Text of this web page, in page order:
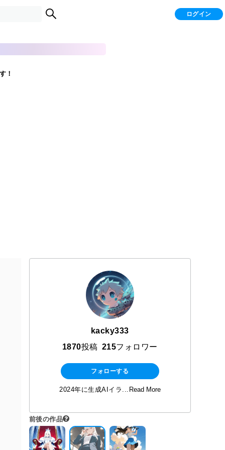
ログイン
！
kacky333
1870投稿 215フォロワー
フォローする
2024年に生成AIイラ... Read More
前後の作品